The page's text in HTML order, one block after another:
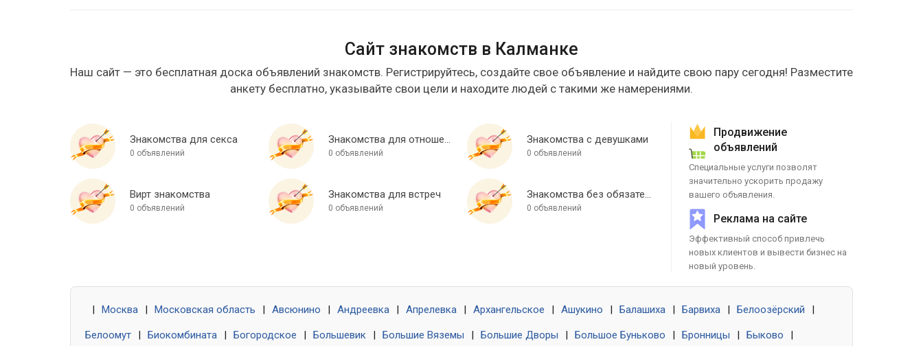
Сайт знакомств в Калманке
Наш сайт — это бесплатная доска объявлений знакомств. Регистрируйтесь, создайте свое объявление и найдите свою пару сегодня! Разместите
анкету бесплатно, указывайте свои цели и находите людей с такими же намерениями.
Знакомства для секса
0 объявлений
Знакомства для отношений
0 объявлений
Знакомства с девушками
0 объявлений
Вирт знакомства
0 объявлений
Знакомства для встреч
0 объявлений
Знакомства без обязательств
0 объявлений
Продвижение
объявлений
Специальные услуги позволят
значительно ускорить продажу
вашего объявления.
Реклама на сайте
Эффективный способ привлечь
новых клиентов и вывести бизнес на
новый уровень.
Москва Московская область Авсюнино Андреевка Апрелевка Архангельское Ашукино Балашиха Барвиха Белоозёрский
Белоомут Биокомбината Богородское Большевик Большие Вяземы Большие Дворы Большое Буньково Бронницы Быково